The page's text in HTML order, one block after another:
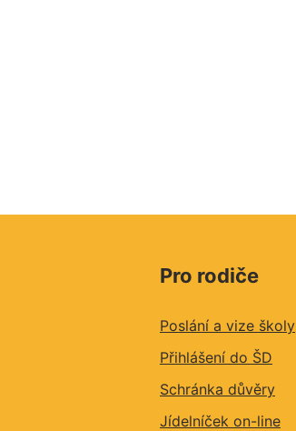
Pro rodiče
Poslání a vize školy
Přihlášení do ŠD
Schránka důvěry
Jídelníček on-line